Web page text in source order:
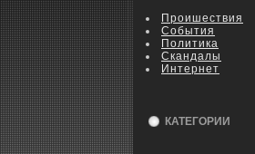
Пpoишествия
События
Политика
Скандалы
Интернет
КАТЕГОРИИ